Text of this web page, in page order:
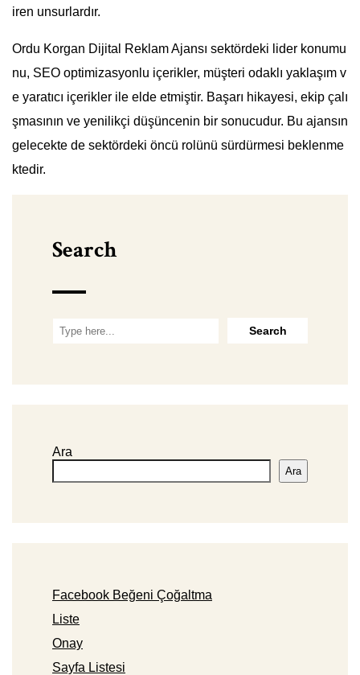
iren unsurlardır.
Ordu Korgan Dijital Reklam Ajansı sektördeki lider konumu
nu, SEO optimizasyonlu içerikler, müşteri odaklı yaklaşım v
e yaratıcı içerikler ile elde etmiştir. Başarı hikayesi, ekip çalı
şmasının ve yenilikçi düşüncenin bir sonucudur. Bu ajansın
gelecekte de sektördeki öncü rolünü sürdürmesi beklenme
ktedir.
Search
Ara
Ara
Facebook Beğeni Çoğaltma
Liste
Onay
Sayfa Listesi